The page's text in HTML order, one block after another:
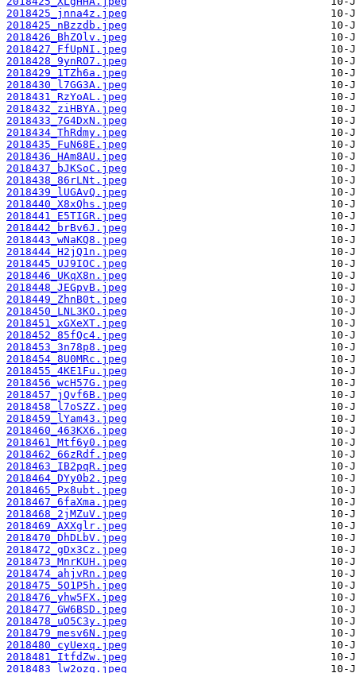
2018425_jnna4z.jpeg
2018425_nBzzdb.jpeg
2018426_BhZOlv.jpeg
2018427_FfUpNI.jpeg
2018428_9ynRO7.jpeg
2018429_1TZh6a.jpeg
2018430_l7GG3A.jpeg
2018431_RzYoAL.jpeg
2018432_ziHBYA.jpeg
2018433_7G4DxN.jpeg
2018434_ThRdmy.jpeg
2018435_FuN68E.jpeg
2018436_HAm8AU.jpeg
2018437_bJKSoC.jpeg
2018438_86rLNt.jpeg
2018439_lUGAvQ.jpeg
2018440_X8xQhs.jpeg
2018441_E5TIGR.jpeg
2018442_brBv6J.jpeg
2018443_wNaKQ8.jpeg
2018444_H2jQ1n.jpeg
2018445_UJ9IOC.jpeg
2018446_UKqX8n.jpeg
2018448_JEGpvB.jpeg
2018449_ZhnB0t.jpeg
2018450_LNL3KO.jpeg
2018451_xGXeXT.jpeg
2018452_85fQc4.jpeg
2018453_3n78p8.jpeg
2018454_8U0MRc.jpeg
2018455_4KE1Fu.jpeg
2018456_wcH57G.jpeg
2018457_jQvf6B.jpeg
2018458_l7oSZZ.jpeg
2018459_lYam43.jpeg
2018460_463KX6.jpeg
2018461_Mtf6y0.jpeg
2018462_66zRdf.jpeg
2018463_IB2pqR.jpeg
2018464_DYy0b2.jpeg
2018465_Px8ubt.jpeg
2018467_6faXma.jpeg
2018468_2jMZuV.jpeg
2018469_AXXglr.jpeg
2018470_DhDLbV.jpeg
2018472_gDx3Cz.jpeg
2018473_MnrKUH.jpeg
2018474_ahjvRn.jpeg
2018475_5O1P5h.jpeg
2018476_yhw5FX.jpeg
2018477_GW6BSD.jpeg
2018478_uO5C3y.jpeg
2018479_mesv6N.jpeg
2018480_cyUexq.jpeg
2018481_ItfdZw.jpeg
2018483_lw2ozq.jpeg